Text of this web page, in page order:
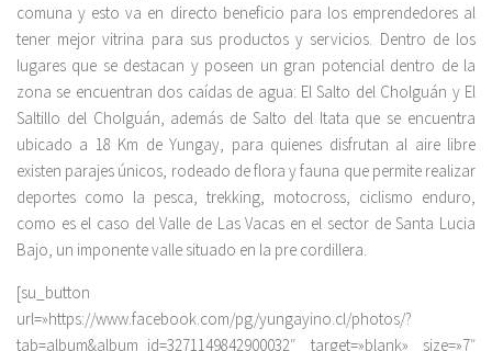
comuna y esto va en directo beneficio para los emprendedores al
tener mejor vitrina para sus productos y servicios. Dentro de los
lugares que se destacan y poseen un gran potencial dentro de la
zona se encuentran dos caídas de agua: El Salto del Cholguán y El
Saltillo del Cholguán, además de Salto del Itata que se encuentra
ubicado a 18 Km de Yungay, para quienes disfrutan al aire libre
existen parajes únicos, rodeado de flora y fauna que permite realizar
deportes como la pesca, trekking, motocross, ciclismo enduro,
como es el caso del Valle de Las Vacas en el sector de Santa Lucia
Bajo, un imponente valle situado en la pre cordillera.
[su_button
url=»https://www.facebook.com/pg/yungayino.cl/photos/?
tab=album&album_id=3271149842900032″ target=»blank» size=»7″